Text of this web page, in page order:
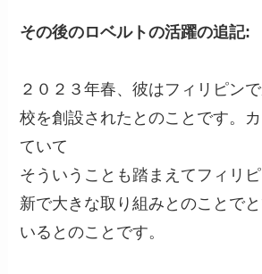
その後のロベルトの活躍の追記:
２０２３年春、彼はフィリピン
校を創設されたとのことです。
ていて
そういうことも踏まえてフィリ
新で大きな取り組みとのことで
いるとのことです。